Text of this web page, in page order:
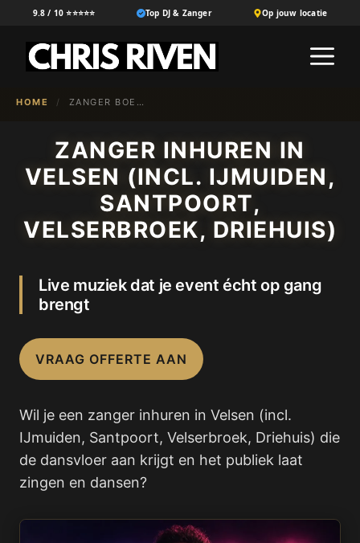
9.8 / 10 ⭐⭐⭐⭐⭐ Top DJ & Zanger Op jouw locatie
HOME / ZANGER BOEKEN IN {NL-100}
ZANGER INHUREN IN
VELSEN (INCL. IJMUIDEN,
SANTPOORT,
VELSERBROEK, DRIEHUIS)
Live muziek dat je event écht op gang
brengt
VRAAG OFFERTE AAN
Wil je een zanger inhuren in Velsen (incl.
IJmuiden, Santpoort, Velserbroek, Driehuis) die
de dansvloer aan krijgt en het publiek laat
zingen en dansen?